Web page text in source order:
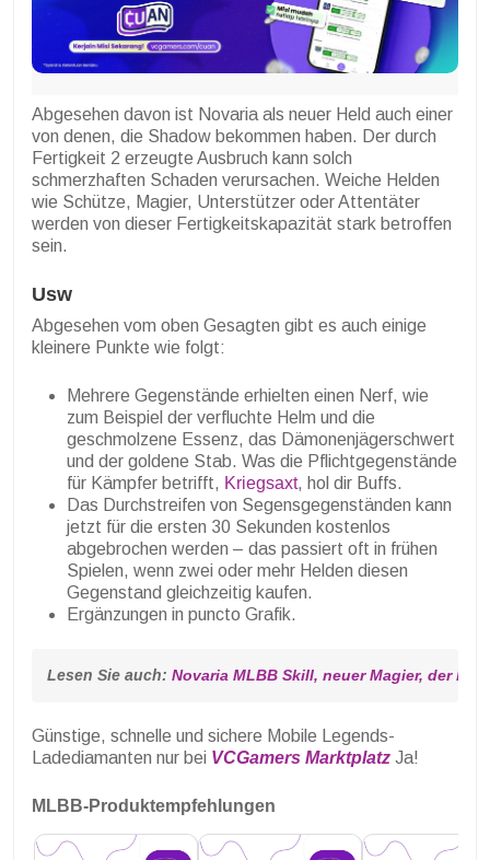
Abgesehen davon ist Novaria als neuer Held auch einer
von denen, die Shadow bekommen haben. Der durch
Fertigkeit 2 erzeugte Ausbruch kann solch
schmerzhaften Schaden verursachen. Weiche Helden
wie Schütze, Magier, Unterstützer oder Attentäter
werden von dieser Fertigkeitskapazität stark betroffen
sein.
Usw
Abgesehen vom oben Gesagten gibt es auch einige
kleinere Punkte wie folgt:
Mehrere Gegenstände erhielten einen Nerf, wie
zum Beispiel der verfluchte Helm und die
geschmolzene Essenz, das Dämonenjägerschwert
und der goldene Stab. Was die Pflichtgegenstände
für Kämpfer betrifft, Kriegsaxt, hol dir Buffs.
Das Durchstreifen von Segensgegenständen kann
jetzt für die ersten 30 Sekunden kostenlos
abgebrochen werden – das passiert oft in frühen
Spielen, wenn zwei oder mehr Helden diesen
Gegenstand gleichzeitig kaufen.
Ergänzungen in puncto Grafik.
Lesen Sie auch: Novaria MLBB Skill, neuer Magier, der
Günstige, schnelle und sichere Mobile Legends-
Ladediamanten nur bei VCGamers Marktplatz Ja!
MLBB-Produktempfehlungen